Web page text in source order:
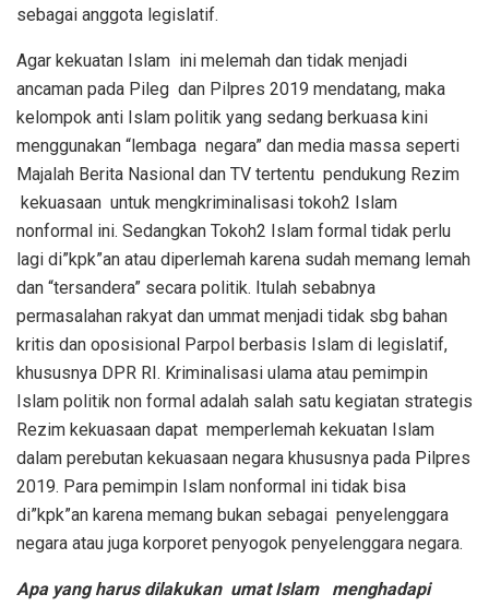
sebagai anggota legislatif.
Agar kekuatan Islam ini melemah dan tidak menjadi
ancaman pada Pileg dan Pilpres 2019 mendatang, maka
kelompok anti Islam politik yang sedang berkuasa kini
menggunakan “lembaga negara” dan media massa seperti
Majalah Berita Nasional dan TV tertentu pendukung Rezim
kekuasaan untuk mengkriminalisasi tokoh2 Islam
nonformal ini. Sedangkan Tokoh2 Islam formal tidak perlu
lagi di”kpk”an atau diperlemah karena sudah memang lemah
dan “tersandera” secara politik. Itulah sebabnya
permasalahan rakyat dan ummat menjadi tidak sbg bahan
kritis dan oposisional Parpol berbasis Islam di legislatif,
khususnya DPR RI. Kriminalisasi ulama atau pemimpin
Islam politik non formal adalah salah satu kegiatan strategis
Rezim kekuasaan dapat memperlemah kekuatan Islam
dalam perebutan kekuasaan negara khususnya pada Pilpres
2019. Para pemimpin Islam nonformal ini tidak bisa
di”kpk”an karena memang bukan sebagai penyelenggara
negara atau juga korporet penyogok penyelenggara negara.
Apa yang harus dilakukan umat Islam menghadapi